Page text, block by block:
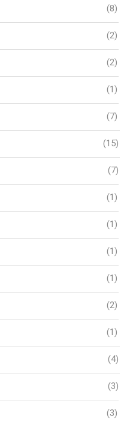
(8)
(2)
(2)
(1)
(7)
(15)
(7)
(1)
(1)
(1)
(1)
(2)
(1)
(4)
(3)
(3)